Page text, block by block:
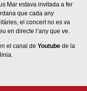
Mar estava invitada a fer
que cada any
el concert no es va
en directe l’any que ve.
el canal de Youtube de la